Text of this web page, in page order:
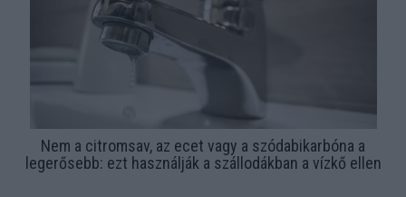
Nem a citromsav, az ecet vagy a szódabikarbóna a
legerősebb: ezt használják a szállodákban a vízkő ellen